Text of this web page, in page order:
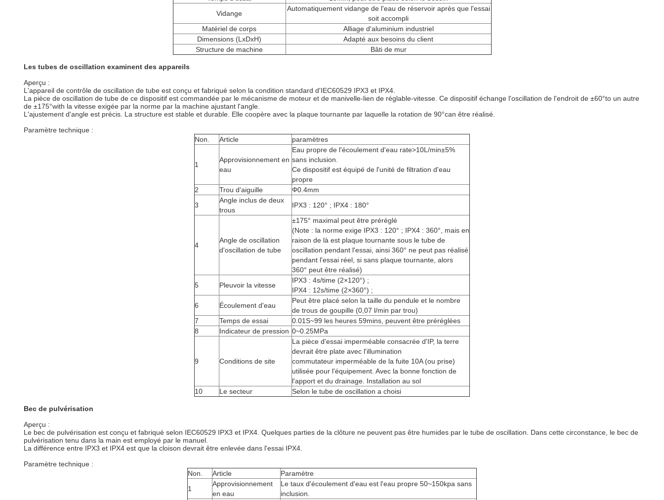
Vidange
Automatiquement vidange de l'eau de réservoir après que l'essai
soit accompli
Matériel de corps
Alliage d'aluminium industriel
Dimensions (LxDxH)
Adapté aux besoins du client
Structure de machine
Bâti de mur
Les tubes de oscillation examinent des appareils
Aperçu :
L'appareil de contrôle de oscillation de tube est conçu et fabriqué selon la condition standard d'IEC60529 IPX3 et IPX4.
La pièce de oscillation de tube de ce dispositif est commandée par le mécanisme de moteur et de manivelle-lien de réglable-vitesse. Ce dispositif échange l'oscillation de l'endroit de ±60°to un autre
de ±175°with la vitesse exigée par la norme par la machine ajustant l'angle.
L'ajustement d'angle est précis. La structure est stable et durable. Elle coopère avec la plaque tournante par laquelle la rotation de 90°can être réalisé.
Paramètre technique :
Non.
Article paramètres
1
Approvisionnement en
eau
Eau propre de l'écoulement d'eau rate>10L/min±5%
sans inclusion.
Ce dispositif est équipé de l'unité de filtration d'eau
propre
2
Trou d'aiguille
Φ0.4mm
3
Angle inclus de deux
trous
IPX3 : 120° ; IPX4 : 180°
4
Angle de oscillation
d'oscillation de tube
±175° maximal peut être préréglé
(Note : la norme exige IPX3 : 120° ; IPX4 : 360°, mais en
raison de là est plaque tournante sous le tube de
oscillation pendant l'essai, ainsi 360° ne peut pas réalisé
pendant l'essai réel, si sans plaque tournante, alors
360° peut être réalisé)
5
Pleuvoir la vitesse
IPX3 : 4s/time (2×120°) ;
IPX4 : 12s/time (2×360°) ;
6
Écoulement d'eau
Peut être placé selon la taille du pendule et le nombre
de trous de goupille (0,07 l/min par trou)
7
Temps de essai
0.01S~99 les heures 59mins, peuvent être préréglées
8
Indicateur de pression 0~0.25MPa
9 Conditions de site
La pièce d'essai imperméable consacrée d'IP, la terre
devrait être plate avec l'illumination
commutateur imperméable de la fuite 10A (ou prise)
utilisée pour l'équipement. Avec la bonne fonction de
l'apport et du drainage. Installation au sol
10
Le secteur Selon le tube de oscillation a choisi
Bec de pulvérisation
Aperçu :
Le bec de pulvérisation est conçu et fabriqué selon IEC60529 IPX3 et IPX4. Quelques parties de la clôture ne peuvent pas être humides par le tube de oscillation. Dans cette circonstance, le bec de
pulvérisation tenu dans la main est employé par le manuel.
La différence entre IPX3 et IPX4 est que la cloison devrait être enlevée dans l'essai IPX4.
Paramètre technique :
Non.
Article
Paramètre
1
Approvisionnement
en eau
Le taux d'écoulement d'eau est l'eau propre 50~150kpa sans
inclusion.